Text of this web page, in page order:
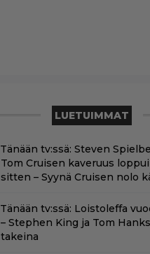
LUETUIMMAT
Tänään tv:ssä: Steven
Tom Cruisen kaveruus
sitten – Syynä Cruisen nolo
Tänään tv:ssä: Loistoleffa
– Stephen King ja Tom
takeina